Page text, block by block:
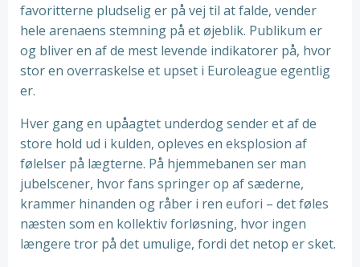
favoritterne pludselig er på vej til at falde, vender
hele arenaens stemning på et øjeblik. Publikum er
og bliver en af de mest levende indikatorer på, hvor
stor en overraskelse et upset i Euroleague egentlig
er.
Hver gang en upåagtet underdog sender et af de
store hold ud i kulden, opleves en eksplosion af
følelser på lægterne. På hjemmebanen ser man
jubelscener, hvor fans springer op af sæderne,
krammer hinanden og råber i ren eufori – det føles
næsten som en kollektiv forløsning, hvor ingen
længere tror på det umulige, fordi det netop er sket.